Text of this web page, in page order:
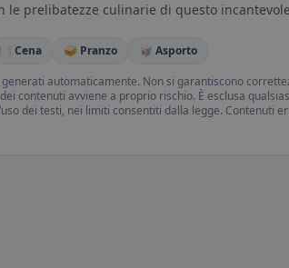
le prelibatezze culinarie di questo
🍽️ Cena 🥪 Pranzo
🥡 Asporto
automaticamente. Non si garantiscono
contenuti avviene a proprio rischio. È esclusa
dei testi, nei limiti consentiti dalla legge. Contenuti